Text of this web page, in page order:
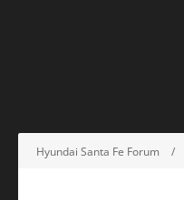
Hyundai Santa Fe Forum